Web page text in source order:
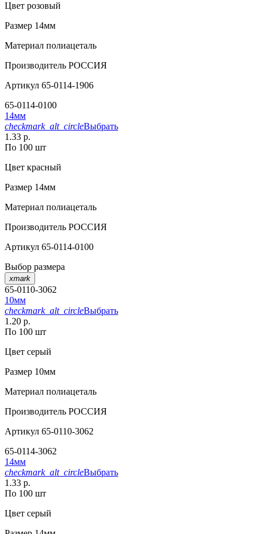
Цвет розовый
Размер 14мм
Материал полиацеталь
Производитель РОССИЯ
Артикул 65-0114-1906
65-0114-0100
14мм
checkmark_alt_circleВыбрать
1.33 р.
По 100 шт
Цвет красный
Размер 14мм
Материал полиацеталь
Производитель РОССИЯ
Артикул 65-0114-0100
Выбор размера
xmark
65-0110-3062
10мм
checkmark_alt_circleВыбрать
1.20 р.
По 100 шт
Цвет серый
Размер 10мм
Материал полиацеталь
Производитель РОССИЯ
Артикул 65-0110-3062
65-0114-3062
14мм
checkmark_alt_circleВыбрать
1.33 р.
По 100 шт
Цвет серый